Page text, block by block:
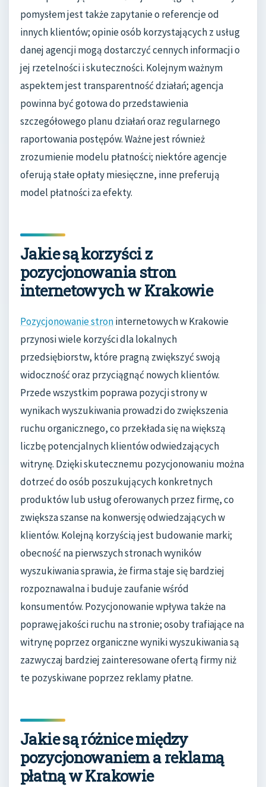
pomysłem jest także zapytanie o referencje od
innych klientów; opinie osób korzystających z usług
danej agencji mogą dostarczyć cennych informacji o
jej rzetelności i skuteczności. Kolejnym ważnym
aspektem jest transparentność działań; agencja
powinna być gotowa do przedstawienia
szczegółowego planu działań oraz regularnego
raportowania postępów. Ważne jest również
zrozumienie modelu płatności; niektóre agencje
oferują stałe opłaty miesięczne, inne preferują
model płatności za efekty.
Jakie są korzyści z
pozycjonowania stron
internetowych w Krakowie
Pozycjonowanie stroninternetowych w Krakowie
przynosi wiele korzyści dla lokalnych
przedsiębiorstw, które pragną zwiększyć swoją
widoczność oraz przyciągnąć nowych klientów.
Przede wszystkim poprawa pozycji strony w
wynikach wyszukiwania prowadzi do zwiększenia
ruchu organicznego, co przekłada się na większą
liczbę potencjalnych klientów odwiedzających
witrynę. Dzięki skutecznemu pozycjonowaniu można
dotrzeć do osób poszukujących konkretnych
produktów lub usług oferowanych przez firmę, co
zwiększa szanse na konwersję odwiedzających w
klientów. Kolejną korzyścią jest budowanie marki;
obecność na pierwszych stronach wyników
wyszukiwania sprawia, że firma staje się bardziej
rozpoznawalna i buduje zaufanie wśród
konsumentów. Pozycjonowanie wpływa także na
poprawę jakości ruchu na stronie; osoby trafiające na
witrynę poprzez organiczne wyniki wyszukiwania są
zazwyczaj bardziej zainteresowane ofertą firmy niż
te pozyskiwane poprzez reklamy płatne.
Jakie są różnice między
pozycjonowaniem a reklamą
płatną w Krakowie